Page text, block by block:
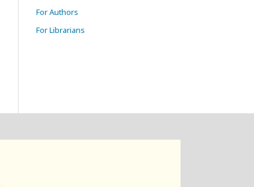
For Authors
For Librarians